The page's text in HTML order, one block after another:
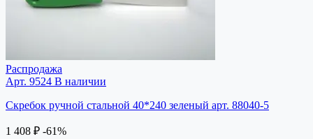
Распродажа
Арт. 9524 В наличии
Скребок ручной стальной 40*240 зеленый арт. 88040-5
1 408 ₽ -61%